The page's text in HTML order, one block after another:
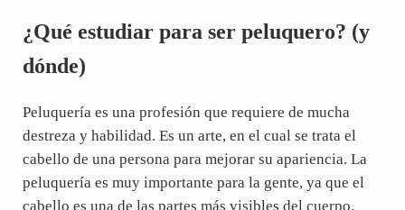
¿Qué estudiar para ser peluquero? (y
dónde)
Peluquería es una profesión que requiere de mucha
destreza y habilidad. Es un arte, en el cual se trata el
cabello de una persona para mejorar su apariencia. La
peluquería es muy importante para la gente, ya que el
cabello es una de las partes más visibles del cuerpo.